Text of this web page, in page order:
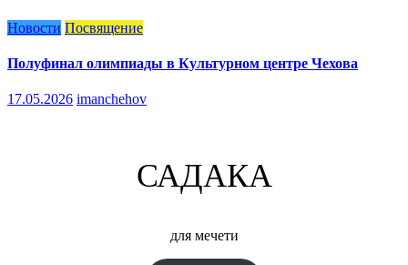
Новости Посвящение
Полуфинал олимпиады в Культурном центре Чехова
17.05.2026 imanchehov
САДАКА
для мечети